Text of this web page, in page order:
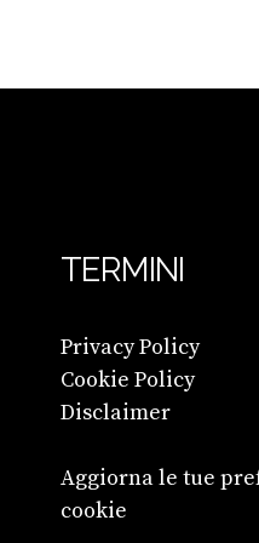
TERMINI
Privacy Policy
Cookie Policy
Disclaimer
Aggiorna le tue
cookie